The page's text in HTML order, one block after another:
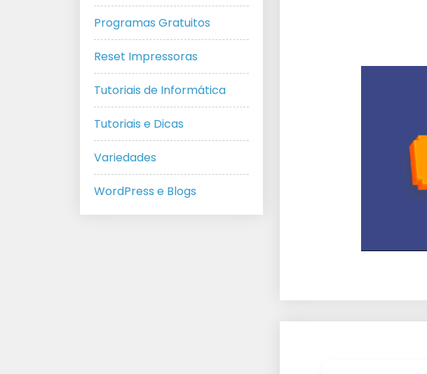
Programas Gratuitos
Reset Impressoras
Tutoriais de Informática
Tutoriais e Dicas
Variedades
WordPress e Blogs